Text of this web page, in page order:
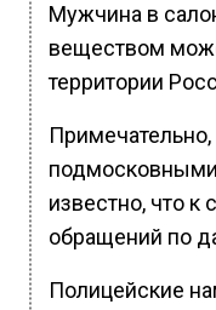
Мужчина в
веществом
территории
известно, что к
обращений по
Полицейские